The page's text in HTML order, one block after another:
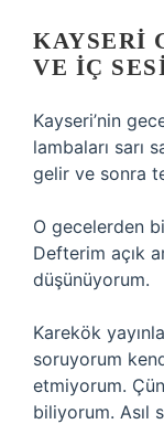
KAYSERI
VE IÇ
Kayseri’nin
lambaları sarı
gelir ve sonra
O gecelerden
Defterim açık
düşünüyorum.
Karekök
soruyorum
etmiyorum.
biliyorum. Asıl